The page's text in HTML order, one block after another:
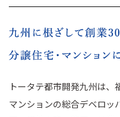
トータテ都市開発九州は
マンションの総合デベロッ